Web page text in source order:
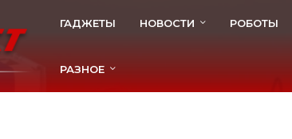
ГАДЖЕТЫ НОВОСТИ РОБОТЫ
РАЗНОЕ